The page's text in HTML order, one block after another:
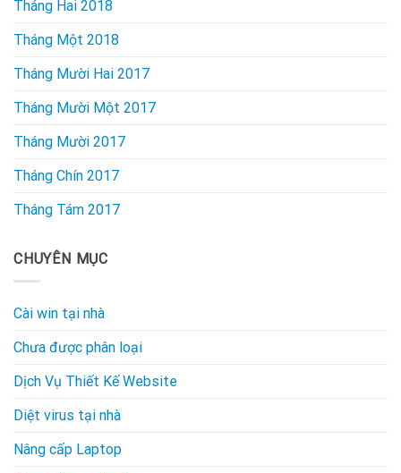
Tháng Hai 2018
Tháng Một 2018
Tháng Mười Hai 2017
Tháng Mười Một 2017
Tháng Mười 2017
Tháng Chín 2017
Tháng Tám 2017
CHUYÊN MỤC
Cài win tại nhà
Chưa được phân loại
Dịch Vụ Thiết Kế Website
Diệt virus tại nhà
Nâng cấp Laptop